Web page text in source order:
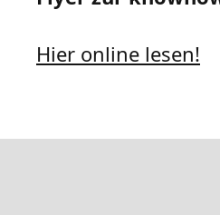
Hier online lesen!